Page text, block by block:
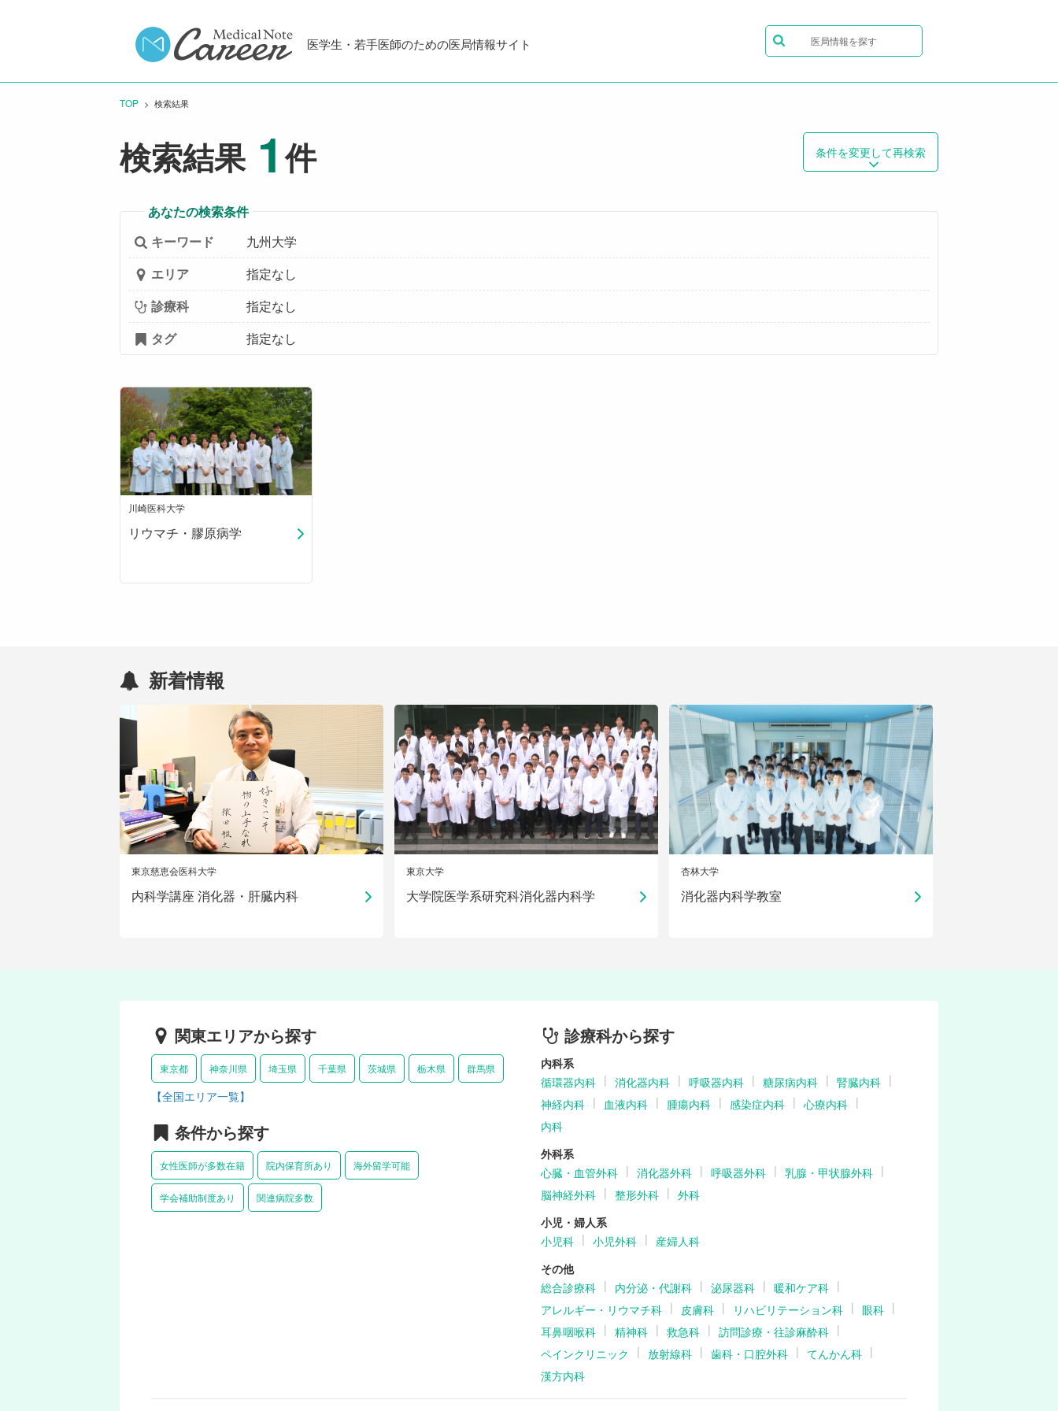
医学生・若手医師のための医局情報サイト 医局情報を探す
TOP CURRENT:
検索結果
検索結果 1 件 条件を変更して再検索
あなたの検索条件
キーワード
九州大学
エリア
指定なし
診療科
指定なし
タグ
指定なし
川崎医科大学
リウマチ・膠原病学
新着情報
東京慈恵会医科大学
内科学講座 消化器・肝臓内科
東京大学
大学院医学系研究科消化器内科学
杏林大学
消化器内科学教室
関東エリアから探す
東京都 神奈川県 埼玉県 千葉県 茨城県 栃木県 群馬県
【全国エリア一覧】
条件から探す
女性医師が多数在籍 院内保育所あり 海外留学可能
学会補助制度あり 関連病院多数
診療科から探す
内科系
循環器内科
消化器内科 呼吸器内科 糖尿病内科
腎臓内科
神経内科
血液内科 腫瘍内科 感染症内科
心療内科
内科
外科系
心臓・血管外科
消化器外科 呼吸器外科
乳腺・甲状腺外科
脳神経外科
整形外科
外科
小児・婦人系
小児科
小児外科
産婦人科
その他
総合診療科
内分泌・代謝科 泌尿器科
暖和ケア科
アレルギー・リウマチ科
皮膚科 リハビリテーション科
眼科
耳鼻咽喉科
精神科 救急科
訪問診療・往診麻酔科
ペインクリニック
放射線科 歯科・口腔外科
てんかん科
漢方内科